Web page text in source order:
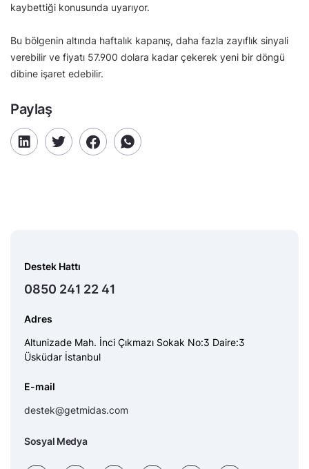
kaybettiği konusunda uyarıyor.
Bu bölgenin altında haftalık kapanış, daha fazla zayıflık sinyali
verebilir ve fiyatı 57.900 dolara kadar çekerek yeni bir döngü
dibine işaret edebilir.
Paylaş
Destek Hattı
0850 241 22 41
Adres
Altunizade Mah. İnci Çıkmazı Sokak No:3 Daire:3
Üsküdar İstanbul
E-mail
destek@getmidas.com
Sosyal Medya